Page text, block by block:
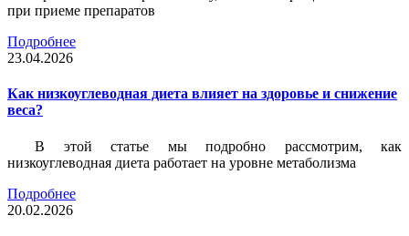
при приеме препаратов
Подробнее
23.04.2026
Как низкоуглеводная диета влияет на здоровье и снижение
веса?
В этой статье мы подробно рассмотрим, как
низкоуглеводная диета работает на уровне метаболизма
Подробнее
20.02.2026